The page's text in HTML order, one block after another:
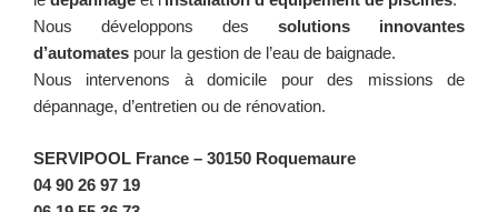
Nous développons des solutions innovantes
d’automates pour la gestion de l’eau de baignade.
Nous intervenons à domicile pour des missions de
dépannage, d’entretien ou de rénovation.
SERVIPOOL France – 30150 Roquemaure
04 90 26 97 19